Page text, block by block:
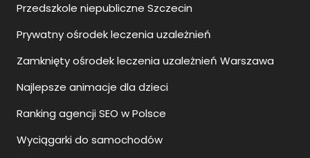
Przedszkole niepubliczne Szczecin
Prywatny ośrodek leczenia uzależnień
Zamknięty ośrodek leczenia uzależnień Warszawa
Najlepsze animacje dla dzieci
Ranking agencji SEO w Polsce
Wyciągarki do samochodów